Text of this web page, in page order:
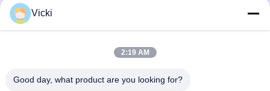
Vicki
2:19 AM
Good day, what product are you looking for?